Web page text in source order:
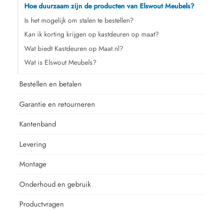
Hoe duurzaam zijn de producten van Elswout Meubels?
Is het mogelijk om stalen te bestellen?
Kan ik korting krijgen op kastdeuren op maat?
Wat biedt Kastdeuren op Maat.nl?
Wat is Elswout Meubels?
Bestellen en betalen
Garantie en retourneren
Kantenband
Levering
Montage
Onderhoud en gebruik
Productvragen